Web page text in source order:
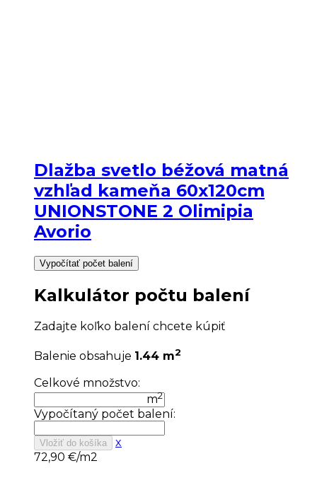
Dlažba svetlo béžová matná
vzhľad kameňa 60x120cm
UNIONSTONE 2 Olimipia
Avorio
Vypočítať počet balení
Kalkulátor počtu balení
Zadajte koľko balení chcete kúpiť
Balenie obsahuje 1.44 m2
Celkové množstvo:
m2
Vypočítaný počet balení:
Vložiť do košíka
x
72,90 €/m2